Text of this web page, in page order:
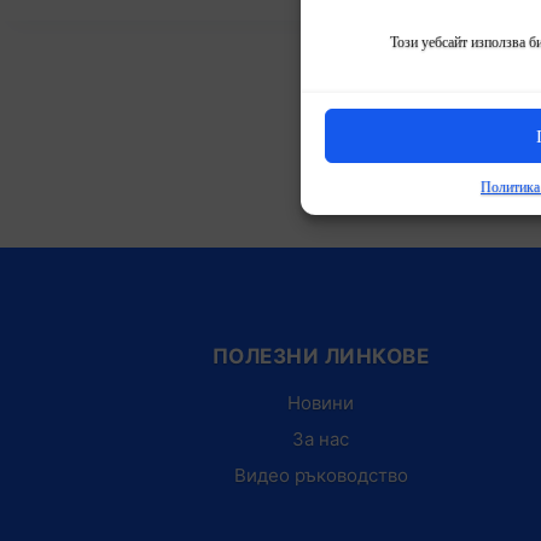
Този уебсайт използва
Политика
ПОЛЕЗНИ ЛИНКОВЕ
Новини
За нас
Видео ръководство